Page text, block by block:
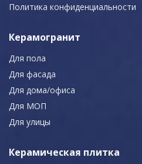
Политика конфиденциальности
Керамогранит
Для пола
Для фасада
Для дома/офиса
Для МОП
Для улицы
Керамическая плитка